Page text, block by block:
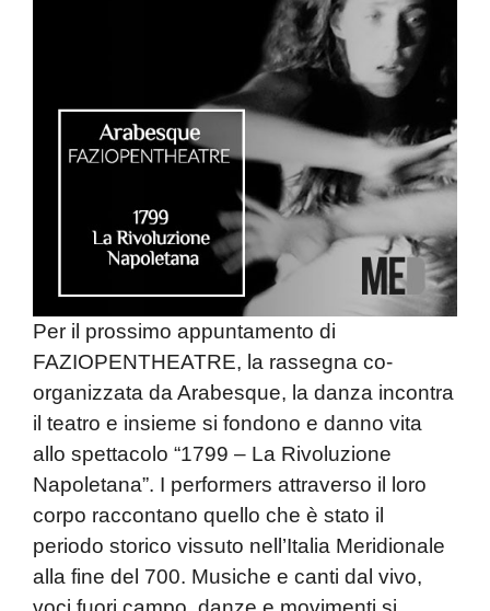
Per il prossimo appuntamento di
FAZIOPENTHEATRE, la rassegna co-
organizzata da Arabesque, la danza incontra
il teatro e insieme si fondono e danno vita
allo spettacolo “1799 – La Rivoluzione
Napoletana”. I performers attraverso il loro
corpo raccontano quello che è stato il
periodo storico vissuto nell’Italia Meridionale
alla fine del 700. Musiche e canti dal vivo,